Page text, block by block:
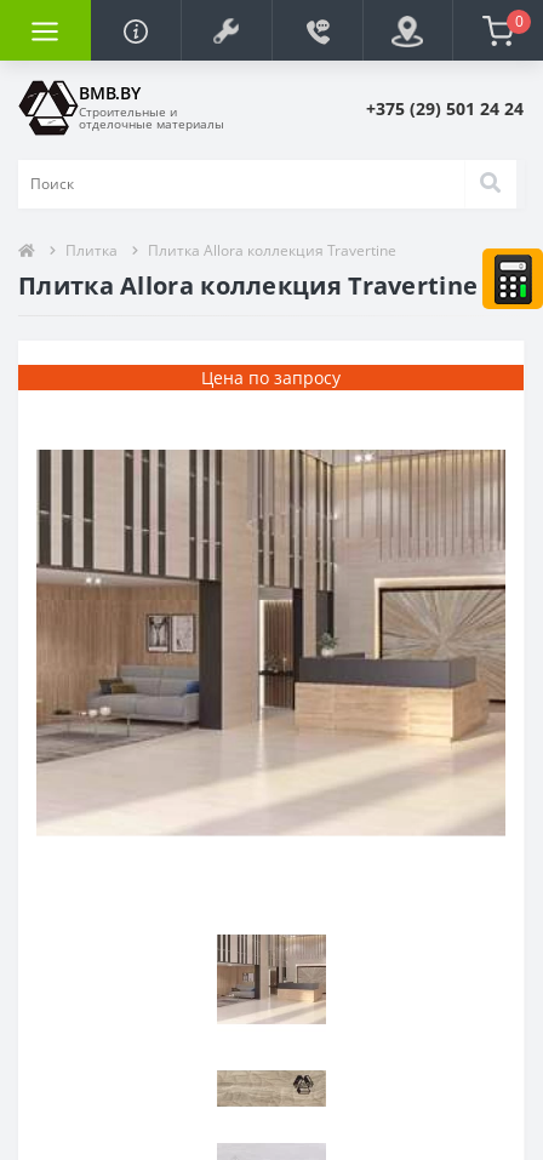
0
BMB.BY
Строительные и
отделочные материалы
+375 (29) 501 24 24
Плитка Плитка Allora коллекция Travertine
Плитка Allora коллекция Travertine
Цена по запросу